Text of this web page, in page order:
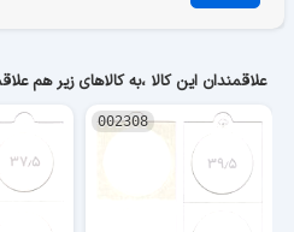
علاقمندان این کالا ،به کالاهای زیر هم
002308